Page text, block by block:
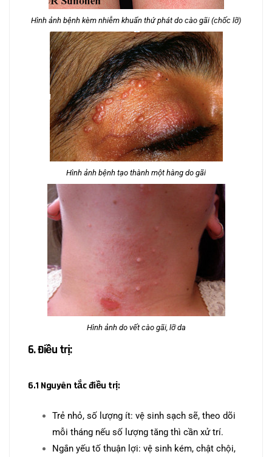
Hình ảnh bệnh kèm nhiễm khuẩn thứ phát do cào gãi (chốc lỡ)
Hình ảnh bệnh tạo thành một hàng do gãi
Hình ảnh do vết cào gãi, lỡ da
6. Điều trị:
6.1 Nguyên tắc điều trị:
Trẻ nhỏ, số lượng ít: vệ sinh sạch sẽ, theo dõi
mỗi tháng nếu số lượng tăng thì cần xử trí.
Ngắn yếu tố thuận lợi: vệ sinh kém, chật chội,